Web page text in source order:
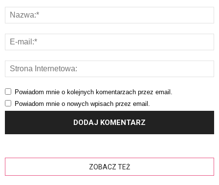
Powiadom mnie o kolejnych komentarzach przez email.
Powiadom mnie o nowych wpisach przez email.
ZOBACZ TEŻ